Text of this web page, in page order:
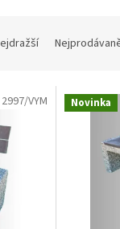
2997/VYM Novinka